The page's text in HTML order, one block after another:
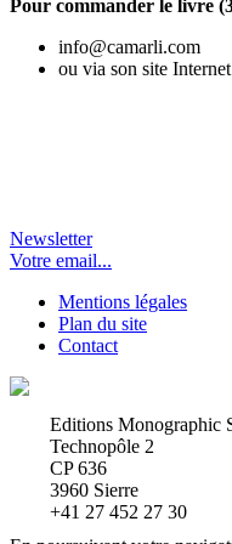
Pour commander le livre
info@camarli.com
ou via son site
Newsletter
Votre email...
Mentions légales
Plan du site
Contact
Editions Monographic
Technopôle 2
CP 636
3960 Sierre
+41 27 452 27 30